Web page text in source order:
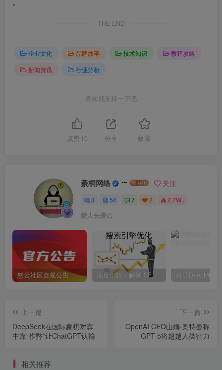
。
THE END
企业文化 品牌故事 技术知识
教程攻略
新闻资讯
行业分析
喜欢就支持一下吧
点赞 10 分享 收藏
綦桐网络 关注
3 54 7 2 2.7W+
爱人先爱己
悠云社区合规公告 深度剖析：解锁 SEO 提高收录的全面策略与独家秘
上一篇
DeepSeek在国际象棋对弈
中靠“作弊”让ChatGPT认输
下一篇
OpenAI CEO山姆·奥特曼称
GPT-5将超越人类智力
相关推荐